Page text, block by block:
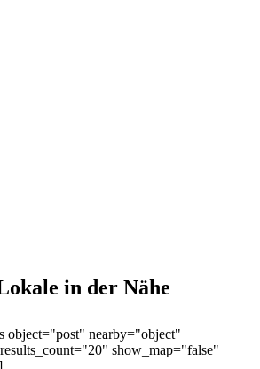
in der Nähe
object="post" nearby="object"
show_map="false"